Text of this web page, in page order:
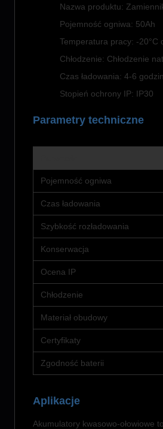
Nazwa produktu:
Pojemność ogniwa: 50Ah
Temperatura pracy: -20°C
Chłodzenie: Chłodzenie
Czas ładowania: 4-6 godzin
Stopień ochrony IP: IP30
Parametry techniczne
Pojemność ogniwa
Czas ładowania
Szybkość rozładowania
Konserwacja
Ocena IP
Chłodzenie
Materiał obudowy
Certyfikaty
Zgodność baterii
Aplikacje
Akumulatory kwasowo-ołowiowe